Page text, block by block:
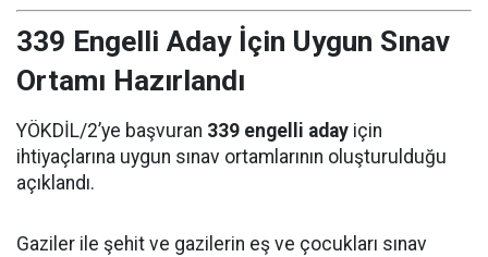
339 Engelli Aday İçin Uygun Sınav
Ortamı Hazırlandı
YÖKDİL/2’ye başvuran 339 engelli aday için
ihtiyaçlarına uygun sınav ortamlarının oluşturulduğu
açıklandı.
Gaziler ile şehit ve gazilerin eş ve çocukları sınav